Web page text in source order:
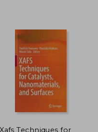
Xafs Techniques for